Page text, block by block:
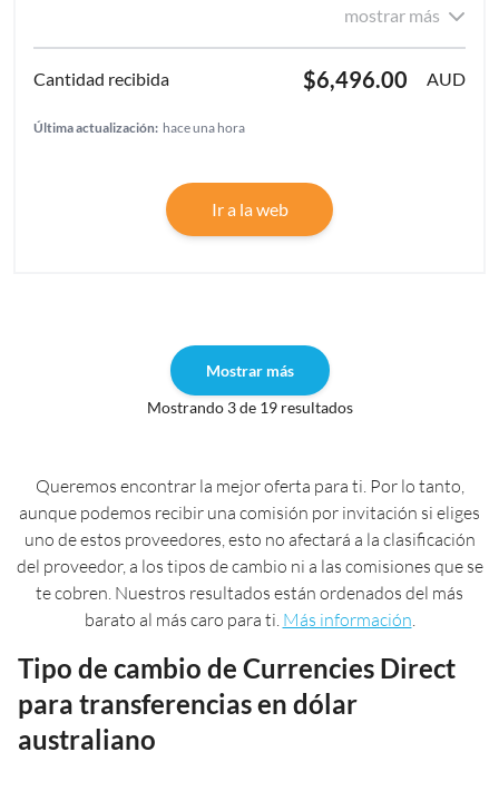
mostrar más
$6,496.00 AUD
Última actualización: hace una hora
Ir a la web
Mostrar más
Mostrando 3 de 19 resultados
Queremos encontrar la mejor oferta para ti. Por lo tanto,
aunque podemos recibir una comisión por invitación si eliges
uno de estos proveedores, esto no afectará a la clasificación
del proveedor, a los tipos de cambio ni a las comisiones que se
te cobren. Nuestros resultados están ordenados del más
barato al más caro para ti. Más información
Tipo de cambio de Currencies Direct
para transferencias en dólar
australiano